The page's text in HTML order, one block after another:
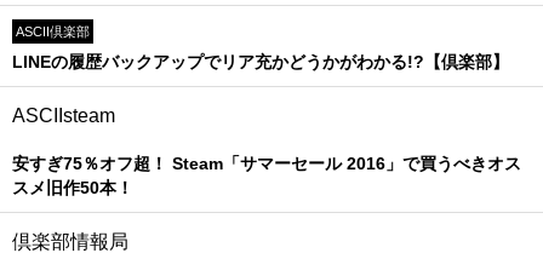
ASCII倶楽部
LINEの履歴バックアップでリア充かどうかがわかる!?【倶楽部】
ASCIIsteam
安すぎ75％オフ超！ Steam「サマーセール 2016」で買うべきオス
スメ旧作50本！
倶楽部情報局